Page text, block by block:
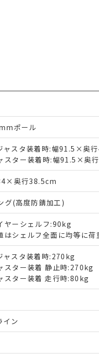
ポール
ャスタ装着時:幅91.5×奥
スター装着時:幅91.5×奥
奥行38.5cm
グ(高度防錆加工)
ヤーシェルフ:90kg
はシェルフ全面に均等に荷
ャスタ装着時:270kg
スター装着 静止時:270kg
スター装着 走行時:80kg
イン